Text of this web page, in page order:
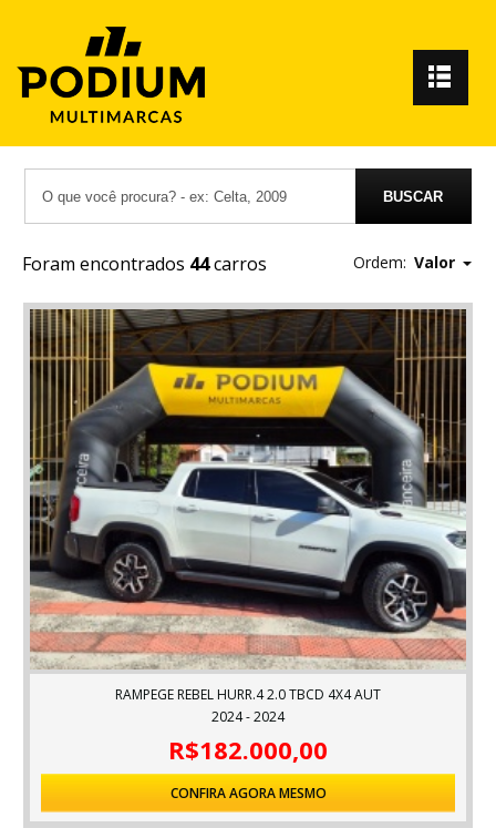
Foram encontrados 44carros Ordem: Valor
RAMPEGE REBEL HURR.4 2.0 TBCD 4X4 AUT
2024 - 2024
R$182.000,00
CONFIRA AGORA MESMO